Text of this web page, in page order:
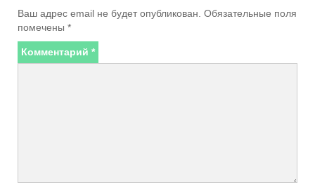
Ваш адрес email не будет опубликован. Обязательные поля
помечены *
Комментарий *